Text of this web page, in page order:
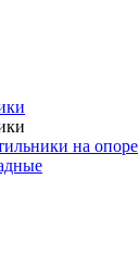
на опоре